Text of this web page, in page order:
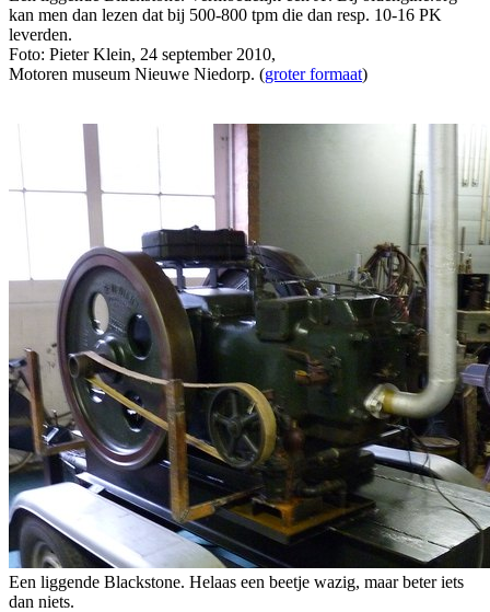
kan men dan lezen dat bij 500-800 tpm die dan resp. 10-16 PK
leverden.
Foto: Pieter Klein, 24 september 2010,
Motoren museum Nieuwe Niedorp. (groter formaat)
Een liggende Blackstone. Helaas een beetje wazig, maar beter iets
dan niets.